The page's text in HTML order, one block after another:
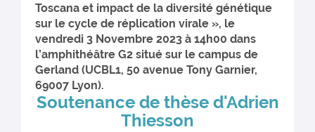
Toscana et impact de la diversité génétique
sur le cycle de réplication virale », le
vendredi 3 Novembre 2023 à 14h00 dans
l’amphithéâtre G2 situé sur le campus de
Gerland (UCBL1, 50 avenue Tony Garnier,
69007 Lyon).
Soutenance de thèse d'Adrien
Thiesson